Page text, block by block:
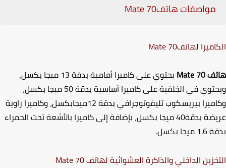
مواصفات هاتفMate 70
لهاتفMate 70
Mate 70يحتوي على كاميرا أمامية بدقة 13 ميجا بكسل
،
في الخلفية على كاميرا أساسية بدقة 50 ميجا بكسل
،
بيريسكوب تليفوتوجرافي بدقة 12ميجابكسل
،وكاميرا زاوية
عريضة بدقة40 ميجا بكسل، بإضافة إلى كاميرا بالأشعة تحت الحمراء
1.6ميجا بكسل.
الداخلي والذاكرة العشوائية لهاتفMate 70